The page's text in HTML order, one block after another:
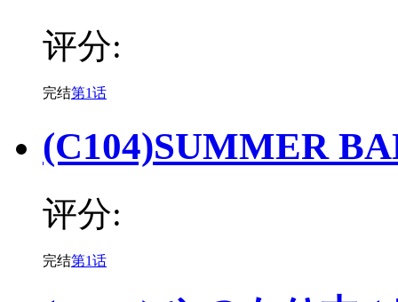
评分:
完结第1话
(C104)SUMMER
评分:
完结第1话